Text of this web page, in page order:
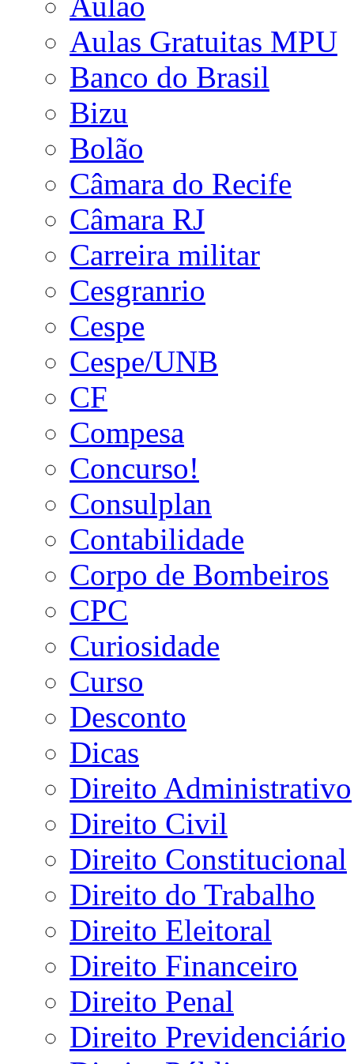
Aulas Gratuitas MPU
Banco do Brasil
Bizu
Bolão
Câmara do Recife
Câmara RJ
Carreira militar
Cesgranrio
Cespe
Cespe/UNB
CF
Compesa
Concurso!
Consulplan
Contabilidade
Corpo de Bombeiros
CPC
Curiosidade
Curso
Desconto
Dicas
Direito Administrativo
Direito Civil
Direito Constitucional
Direito do Trabalho
Direito Eleitoral
Direito Financeiro
Direito Penal
Direito Previdenciário